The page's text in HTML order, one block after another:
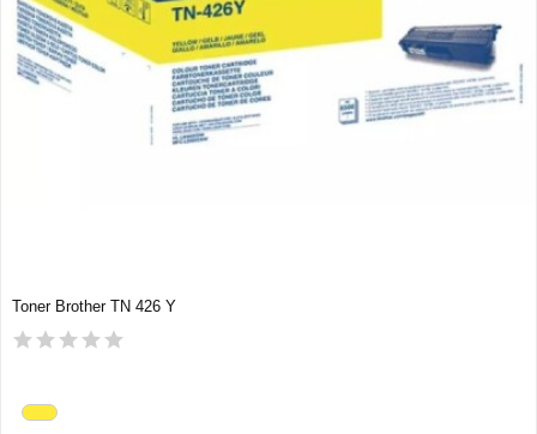
Toner Brother TN 426 Y